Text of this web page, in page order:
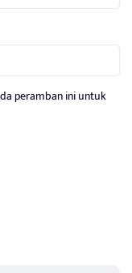
peramban ini untuk